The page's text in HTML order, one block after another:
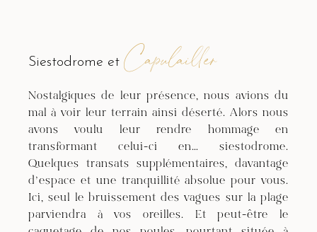
Siestodrome et Capulailler
Nostalgiques de leur présence, nous avions du
mal à voir leur terrain ainsi déserté. Alors nous
avons voulu leur rendre hommage en
transformant celui-ci en… siestodrome.
Quelques transats supplémentaires, davantage
d’espace et une tranquillité absolue pour vous.
Ici, seul le bruissement des vagues sur la plage
parviendra à vos oreilles. Et peut-être le